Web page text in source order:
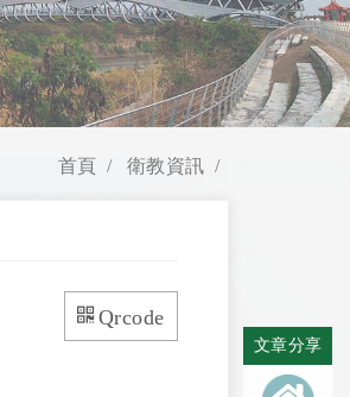
首頁 衛教資訊
文章分享
Qrcode